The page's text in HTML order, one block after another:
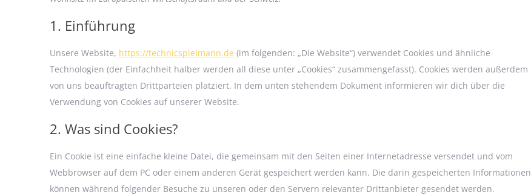
1. Einführung
Unsere Website, https://technicspielmann.de (im folgenden: „Die Website“) verwendet Cookies und ähnliche
Technologien (der Einfachheit halber werden all diese unter „Cookies“ zusammengefasst). Cookies werden außerdem
von uns beauftragten Drittparteien platziert. In dem unten stehendem Dokument informieren wir dich über die
Verwendung von Cookies auf unserer Website.
2. Was sind Cookies?
Ein Cookie ist eine einfache kleine Datei, die gemeinsam mit den Seiten einer Internetadresse versendet und vom
Webbrowser auf dem PC oder einem anderen Gerät gespeichert werden kann. Die darin gespeicherten Informationen
können während folgender Besuche zu unseren oder den Servern relevanter Drittanbieter gesendet werden.